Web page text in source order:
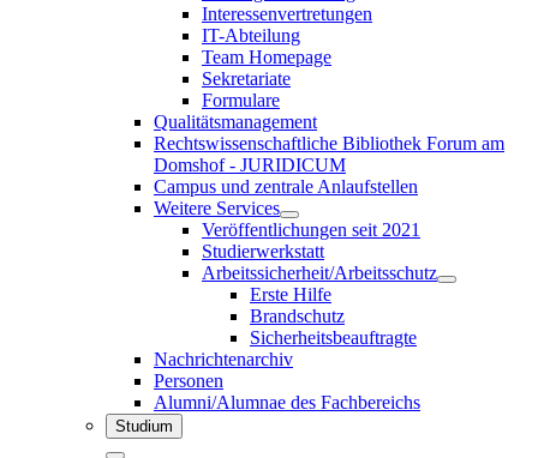
Interessenvertretungen
IT-Abteilung
Team Homepage
Sekretariate
Formulare
Qualitätsmanagement
Rechtswissenschaftliche Bibliothek Forum am
Domshof - JURIDICUM
Campus und zentrale Anlaufstellen
Weitere Services
Veröffentlichungen seit 2021
Studierwerkstatt
Arbeitssicherheit/Arbeitsschutz
Erste Hilfe
Brandschutz
Sicherheitsbeauftragte
Nachrichtenarchiv
Personen
Alumni/Alumnae des Fachbereichs
Studium